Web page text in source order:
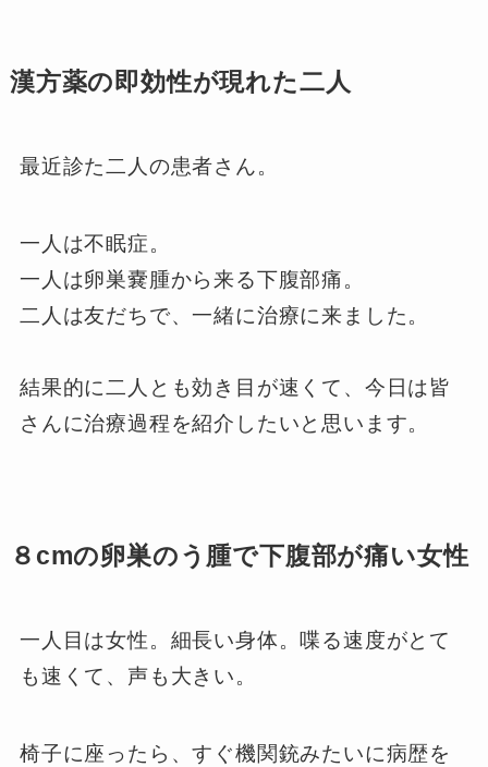
漢方薬の即効性が現れた二人
最近診た二人の患者さん。
一人は不眠症。
一人は卵巣嚢腫から来る下腹部痛。
二人は友だちで、一緒に治療に来ました。
結果的に二人とも効き目が速くて、今日は皆
さんに治療過程を紹介したいと思います。
８cmの卵巣のう腫で下腹部が痛い女性
一人目は女性。細長い身体。喋る速度がとて
も速くて、声も大きい。
椅子に座ったら、すぐ機関銃みたいに病歴を